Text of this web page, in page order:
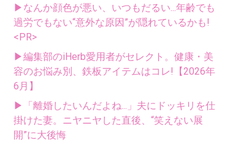
▶なんか顔色が悪い、いつもだるい...年齢でも
過労でもない“意外な原因”が隠れているかも!
<PR>
▶編集部のiHerb愛用者がセレクト。健康・美
容のお悩み別、鉄板アイテムはコレ!【2026年
6月】
▶「離婚したいんだよね...」夫にドッキリを仕
掛けた妻。ニヤニヤした直後、“笑えない展
開”に大後悔